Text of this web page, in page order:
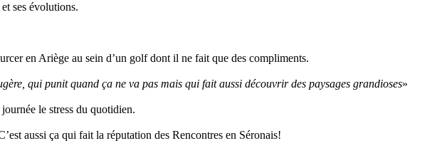
ses évolutions.
en Ariège au sein d’un golf dont il ne fait que des compliments.
qui punit quand ça ne va pas mais qui fait aussi découvrir des paysages grandioses»
le stress du quotidien.
aussi ça qui fait la réputation des Rencontres en Séronais!